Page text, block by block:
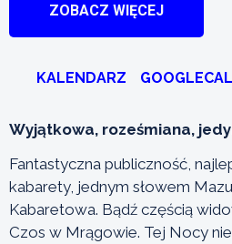
ZOBACZ WIĘCEJ
KALENDARZ GOOGLECAL
Wyjątkowa, roześmiana,
Fantastyczna publiczność,
kabarety, jednym słowem
Kabaretowa. Bądź częścią
Czos w Mrągowie. Tej Nocy